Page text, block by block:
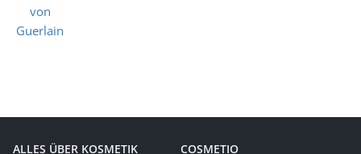
ALLES ÜBER KOSMETIK COSMETIO